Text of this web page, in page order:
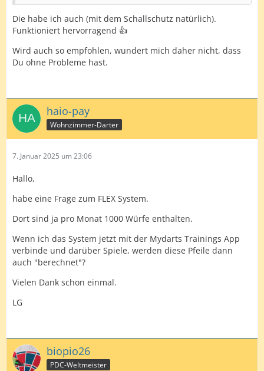
Die habe ich auch (mit dem Schallschutz natürlich).
Funktioniert hervorragend 👍
Wird auch so empfohlen, wundert mich daher nicht, dass
Du ohne Probleme hast.
haio-pay
Wohnzimmer-Darter
7. Januar 2025 um 23:06
Hallo,
habe eine Frage zum FLEX System.
Dort sind ja pro Monat 1000 Würfe enthalten.
Wenn ich das System jetzt mit der Mydarts Trainings App
verbinde und darüber Spiele, werden diese Pfeile dann
auch "berechnet"?
Vielen Dank schon einmal.
LG
biopio26
PDC-Weltmeister